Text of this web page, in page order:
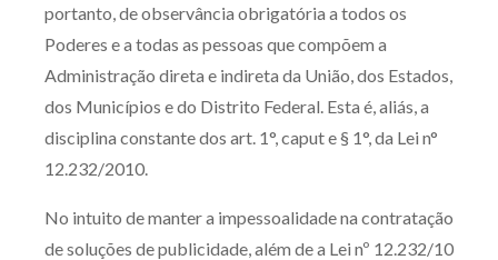
Zênite Online
Eventos presenciais
Zênite in Company
Diferenciais
Receba por RSS
portanto, de observância obrigatória a todos os
Poderes e a todas as pessoas que compõem a
Administração direta e indireta da União, dos Estados,
dos Municípios e do Distrito Federal. Esta é, aliás, a
disciplina constante dos art. 1°, caput e § 1°, da Lei n°
12.232/2010.
No intuito de manter a impessoalidade na contratação
de soluções de publicidade, além de a Lei nº 12.232/10